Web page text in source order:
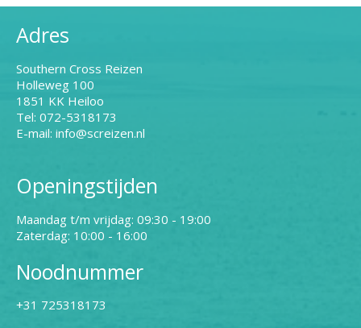
Adres
Southern Cross Reizen
Holleweg 100
1851 KK Heiloo
Tel: 072-5318173
E-mail: info@screizen.nl
Openingstijden
Maandag t/m vrijdag: 09:30 - 19:00
Zaterdag: 10:00 - 16:00
Noodnummer
+31 725318173